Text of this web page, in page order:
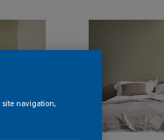
site navigation,